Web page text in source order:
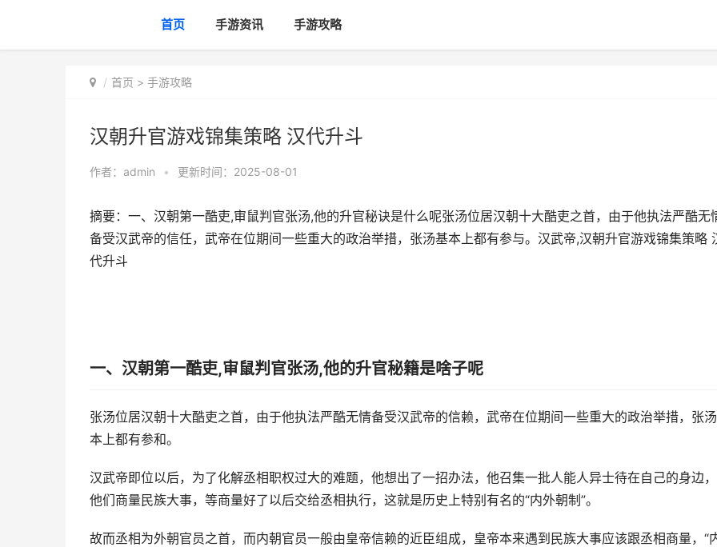
首页 手游资讯 手游攻略
首页 > 手游攻略
汉朝升官游戏锦集策略 汉代升斗
作者： admin • 更新时间：2025-08-01
摘要：一、汉朝第一酷吏,审鼠判官张汤,他的升官秘诀是什么呢张汤位居汉朝十大酷吏之首，由于他执法严酷无
备受汉武帝的信任，武帝在位期间一些重大的政治举措，张汤基本上都有参与。汉武帝,汉朝升官游戏锦集策略
代升斗
一、汉朝第一酷吏,审鼠判官张汤,他的升官秘籍是啥子呢
张汤位居汉朝十大酷吏之首，由于他执法严酷无情备受汉武帝的信赖，武帝在位期间一些重大的政治举措，张
本上都有参和。
汉武帝即位以后，为了化解丞相职权过大的难题，他想出了一招办法，他召集一批人能人异士待在自己的身边
他们商量民族大事，等商量好了以后交给丞相执行，这就是历史上特别有名的“内外朝制”。
故而丞相为外朝官员之首，而内朝官员一般由皇帝信赖的近臣组成，皇帝本来遇到民族大事应该跟丞相商量，“